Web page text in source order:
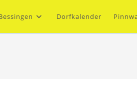
Dorfkalender